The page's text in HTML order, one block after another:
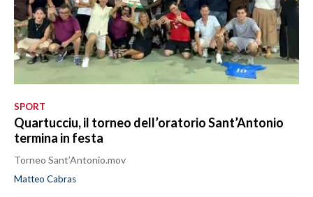
SPORT
Quartucciu, il torneo dell’oratorio Sant’Antonio
termina in festa
Torneo Sant’Antonio.mov
Matteo Cabras